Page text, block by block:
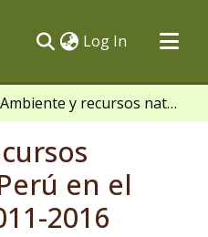
Log In (current)
Ambiente y recursos naturales del Perú en el quinquenio 2011-2016
en el
2016